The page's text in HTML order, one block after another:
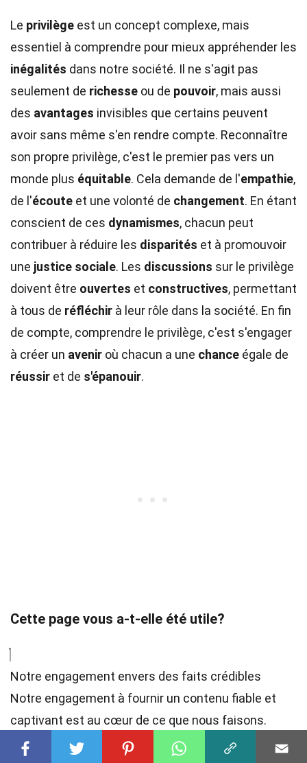
Le privilège est un concept complexe, mais
essentiel à comprendre pour mieux appréhender les
inégalités dans notre société. Il ne s'agit pas
seulement de richesse ou de pouvoir, mais aussi
des avantages invisibles que certains peuvent
avoir sans même s'en rendre compte. Reconnaître
son propre privilège, c'est le premier pas vers un
monde plus équitable. Cela demande de l'empathie,
de l'écoute et une volonté de changement. En étant
conscient de ces dynamismes, chacun peut
contribuer à réduire les disparités et à promouvoir
une justice sociale. Les discussions sur le privilège
doivent être ouvertes et constructives, permettant
à tous de réfléchir à leur rôle dans la société. En fin
de compte, comprendre le privilège, c'est s'engager
à créer un avenir où chacun a une chance égale de
réussir et de s'épanouir.
Cette page vous a-t-elle été utile?
Notre engagement envers des faits crédibles
Notre engagement à fournir un contenu fiable et
captivant est au cœur de ce que nous faisons.
Chaque fait sur notre site est contribué par de vrais